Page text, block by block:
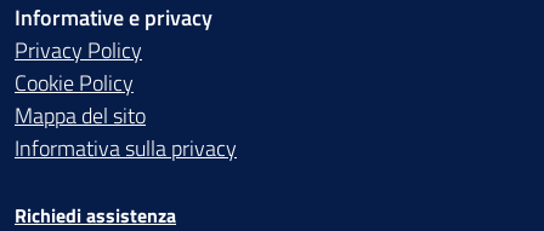
Informative e privacy
Privacy Policy
Cookie Policy
Mappa del sito
Informativa sulla privacy
Richiedi assistenza